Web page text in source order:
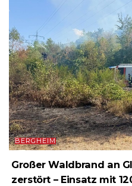
BERGHEIM
Großer Waldbrand an
zerstört – Einsatz mit